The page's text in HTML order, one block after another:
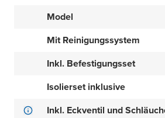
Model
Mit Reinigungssystem
Inkl. Befestigungsset
Isolierset inklusive
Inkl. Eckventil und